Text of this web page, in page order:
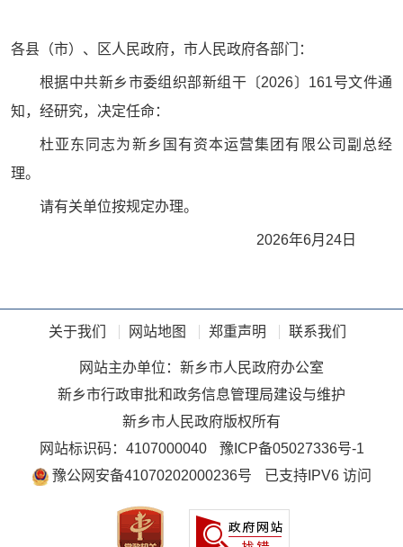
各县（市）、区人民政府，市人民政府各部门：
根据中共新乡市委组织部新组干〔2026〕161号文件通
知，经研究，决定任命：
杜亚东同志为新乡国有资本运营集团有限公司副总经
理。
请有关单位按规定办理。
2026年6月24日
关于我们 网站地图 郑重声明 联系我们
网站主办单位：新乡市人民政府办公室
新乡市行政审批和政务信息管理局建设与维护
新乡市人民政府版权所有
网站标识码：4107000040
豫ICP备05027336号-1
豫公网安备41070202000236号
已支持IPV6 访问